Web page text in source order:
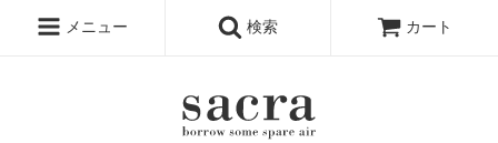
メニュー 検索 カート